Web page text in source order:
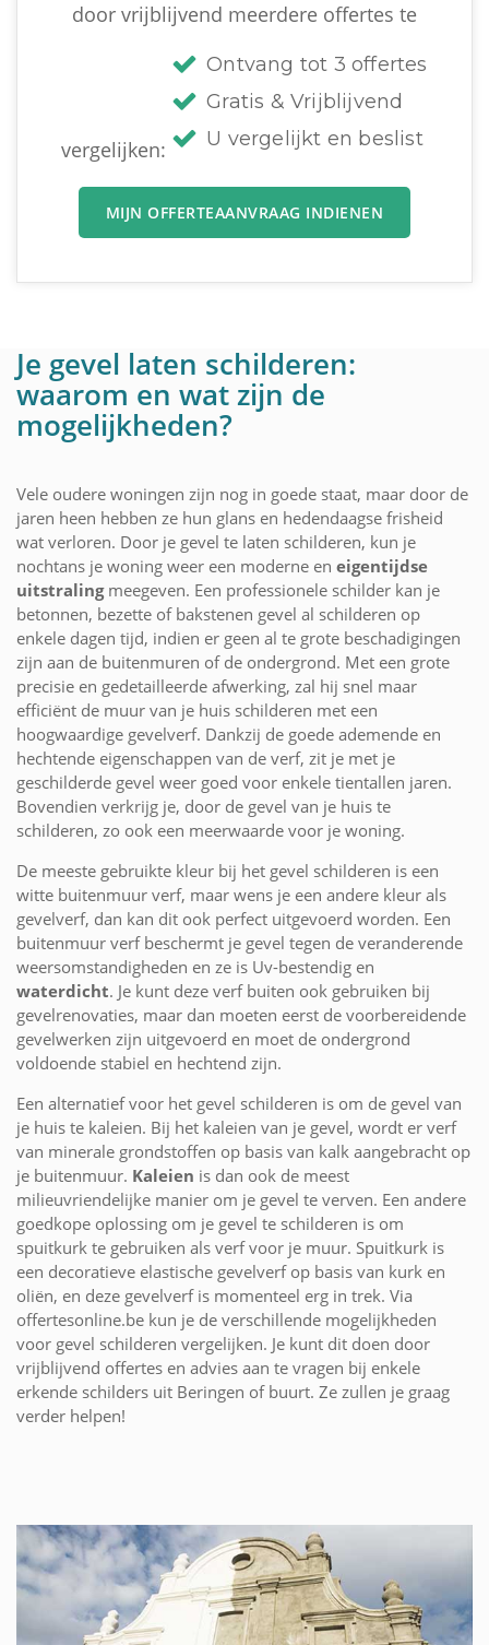
door vrijblijvend meerdere offertes te
vergelijken:
Ontvang tot 3 offertes
Gratis & Vrijblijvend
U vergelijkt en beslist
MIJN OFFERTEAANVRAAG INDIENEN
Je gevel laten schilderen:
waarom en wat zijn de
mogelijkheden?
Vele oudere woningen zijn nog in goede staat, maar door de
jaren heen hebben ze hun glans en hedendaagse frisheid
wat verloren. Door je gevel te laten schilderen, kun je
nochtans je woning weer een moderne en eigentijdse
uitstralingmeegeven. Een professionele schilder kan je
betonnen, bezette of bakstenen gevel al schilderen op
enkele dagen tijd, indien er geen al te grote beschadigingen
zijn aan de buitenmuren of de ondergrond. Met een grote
precisie en gedetailleerde afwerking, zal hij snel maar
efficiënt de muur van je huis schilderen met een
hoogwaardige gevelverf. Dankzij de goede ademende en
hechtende eigenschappen van de verf, zit je met je
geschilderde gevel weer goed voor enkele tientallen jaren.
Bovendien verkrijg je, door de gevel van je huis te
schilderen, zo ook een meerwaarde voor je woning.
De meeste gebruikte kleur bij het gevel schilderen is een
witte buitenmuur verf, maar wens je een andere kleur als
gevelverf, dan kan dit ook perfect uitgevoerd worden. Een
buitenmuur verf beschermt je gevel tegen de veranderende
weersomstandigheden en ze is Uv-bestendig en
waterdicht. Je kunt deze verf buiten ook gebruiken bij
gevelrenovaties, maar dan moeten eerst de voorbereidende
gevelwerken zijn uitgevoerd en moet de ondergrond
voldoende stabiel en hechtend zijn.
Een alternatief voor het gevel schilderen is om de gevel van
je huis te kaleien. Bij het kaleien van je gevel, wordt er verf
van minerale grondstoffen op basis van kalk aangebracht op
je buitenmuur. Kaleien is dan ook de meest
milieuvriendelijke manier om je gevel te verven. Een andere
goedkope oplossing om je gevel te schilderen is om
spuitkurk te gebruiken als verf voor je muur. Spuitkurk is
een decoratieve elastische gevelverf op basis van kurk en
oliën, en deze gevelverf is momenteel erg in trek. Via
offertesonline.be kun je de verschillende mogelijkheden
voor gevel schilderen vergelijken. Je kunt dit doen door
vrijblijvend offertes en advies aan te vragen bij enkele
erkende schilders uit Beringen of buurt. Ze zullen je graag
verder helpen!